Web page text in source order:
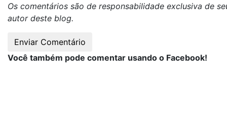
Os comentários são de responsabilidade exclusiva de
autor deste blog.
Você também pode comentar usando o Facebook!